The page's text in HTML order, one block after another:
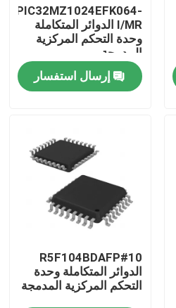
PIC32MZ1024EFK064-
I/MR الدوائر المتكاملة
وحدة التحكم المركزية
المدمجة
إرسال استفسار
R5F104BDAFP#10
الدوائر المتكاملة وحدة
التحكم المركزية المدمجة